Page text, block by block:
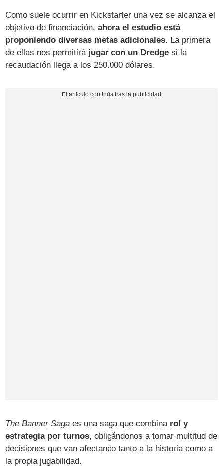
Como suele ocurrir en Kickstarter una vez se alcanza el
objetivo de financiación,ahora el estudio está
proponiendo diversas metas adicionales. La primera
de ellas nos permitirá jugar con un Dredge si la
recaudación llega a los 250.000 dólares.
The Banner Saga es una saga que combina rol y
estrategia por turnos, obligándonos a tomar multitud de
decisiones que van afectando tanto a la historia como a
la propia jugabilidad.